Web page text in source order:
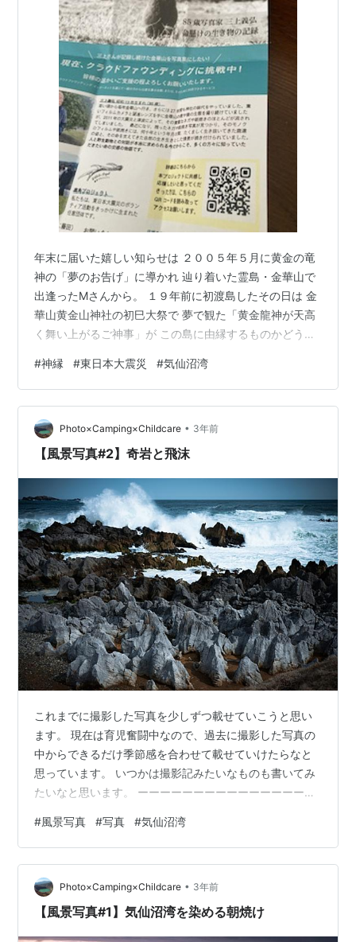
年末に届いた嬉しい知らせは ２００５年５月に黄金の竜
神の「夢のお告げ」に導かれ 辿り着いた霊島・金華山で
出逢ったMさんから。 １９年前に初渡島したその日は 金
華山黄金山神社の初巳大祭で 夢で観た「黄金龍神が天高
く舞い上がるご神事」が この島に由縁するものかどうか
ナを高くして私は探していました。 境内下のお水場で 気
配を消してひっそりと佇んでいたけれど ”その人”だけが
浮かんで見えたので お声をかけた以来 ご神縁で繋がって
います。 東日本大震災直後から 震源地に一番近い神社で
ボランティアとして復興奉仕をしていたけど ７年後に海
#神縁 #東日本大震災 #気仙沼湾
Photo×Camping×Childcare • 3年前
【風景写真#2】奇岩と飛沫
これまでに撮影した写真を少しずつ載せていこうと思い
ます。 現在は育児奮闘中なので、過去に撮影した写真の
中からできるだけ季節感を合わせて載せていけたらなと
思っています。 いつかは撮影記みたいなものも書いてみ
たいなと思います。 ーーーーーーーーーーーーーーーー
27日14時頃） ISO：400、F値：8.0、シャッタースピー
ド：1/2500秒 レンズ：Nikkor z 24-120mm f4s (撮影
時： 35㎜) ーーーーーーーーーーーーーーーーーーーー
ーーー この写真は、宮城県気仙沼市の岩井崎という場所
で撮影しました。 この場所は海岸沿い…
#風景写真 #写真 #気仙沼湾
Photo×Camping×Childcare • 3年前
【風景写真#1】気仙沼湾を染める朝焼け